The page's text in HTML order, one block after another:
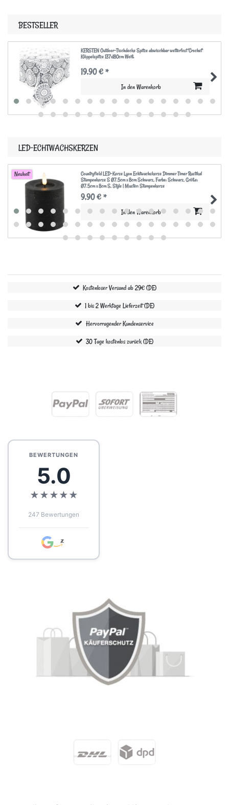
BESTSELLER
KERSTEN Outdoor-Tischdecke Spitze abwischbar wetterfest 'Crochet'
Klöppelspitze 137x180cm Weiß
19,90 € *
In den Warenkorb
LED-ECHTWACHSKERZEN
Neuheit
Countryfield LED-Kerze Lyon Echtwachskerze Dimmer Timer Rustikal
Stumpenkerze S Ø7.5cm x 8cm Schwarz, Farbe: Schwarz, Größe:
Ø7.5cm x 8cm S, Style | Muster: Stumpenkerze
9,90 € *
In den Warenkorb
Kostenloser Versand ab 29€ (DE)
1 bis 2 Werktage Lieferzeit (DE)
Hervorragender Kundenservice
30 Tage kostenlos zurück (DE)
BEWERTUNGEN
5.0
★★★★★
247 Bewertungen